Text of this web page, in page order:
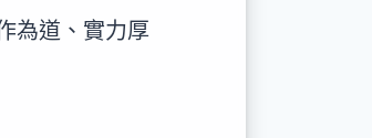
為道、實力厚